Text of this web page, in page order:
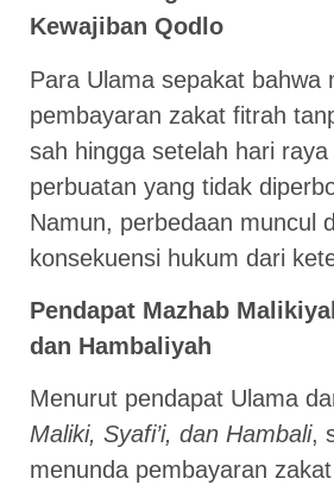
Kewajiban Qodlo
Para Ulama sepakat bahwa
pembayaran zakat fitrah
sah hingga setelah hari
perbuatan yang tidak
Namun, perbedaan muncul
konsekuensi hukum dari
Pendapat Mazhab
dan Hambaliyah
Menurut pendapat Ulama
Maliki, Syafi’i, dan Hambali,
menunda pembayaran